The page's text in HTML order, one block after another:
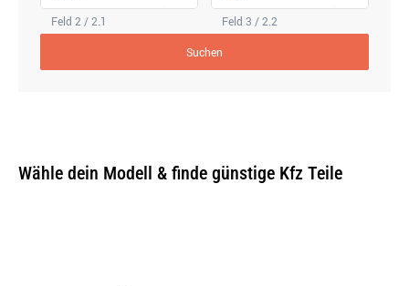
Feld 2 / 2.1 Feld 3 / 2.2
Suchen
Wähle dein Modell & finde günstige Kfz Teile